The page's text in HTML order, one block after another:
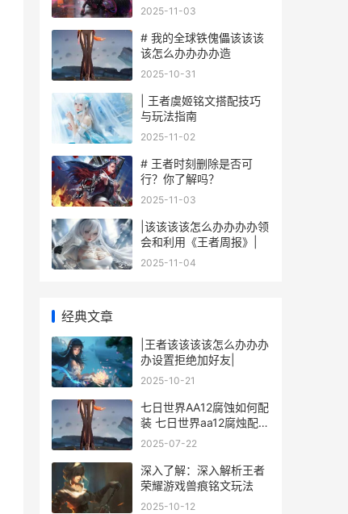
2025-11-03
# 我的全球铁傀儡该该该
该怎么办办办办造
2025-10-31
| 王者虞姬铭文搭配技巧
与玩法指南
2025-11-02
# 王者时刻删除是否可
行？你了解吗？
2025-11-03
|该该该该怎么办办办办领
会和利用《王者周报》|
2025-11-04
经典文章
|王者该该该该怎么办办办
办设置拒绝加好友|
2025-10-21
七日世界AA12腐蚀如何配
装 七日世界aa12腐烛配件
位置
2025-07-22
深入了解：深入解析王者
荣耀游戏兽痕铭文玩法
2025-10-12